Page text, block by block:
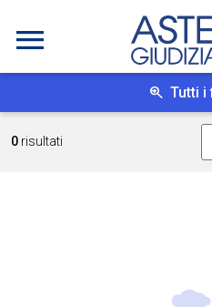
Tutti i
0 risultati